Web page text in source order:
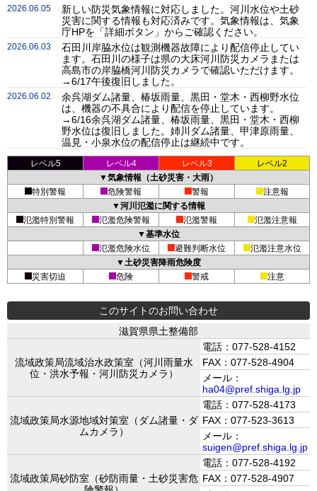
2026.06.05
新しい防災気象情報に対応しました。河川水位や土砂
災害に関する情報も対応済みです。気象情報は、気象
庁HPを「詳細ボタン」からご確認ください。
2026.06.03
石田川岸脇水位は観測機器故障により配信停止してい
ます。石田川の様子は県の大床河川防災カメラまたは
高島市の岸脇橋河川防災カメラで確認いただけます。
→6/17午後復旧しました。
2026.06.02
余呉湖ダム諸量、椿坂雨量、黒田・堂木・西柳野水位
は、機器の不具合により配信を停止しています。
→6/16余呉湖ダム諸量、椿坂雨量、黒田・堂木・西柳
野水位は復旧しました。姉川ダム諸量、甲津原雨量、
温見・小泉水位の配信停止は継続中です。
レベル5 レベル4 レベル3
レベル2
▼気象情報（土砂災害・大雨）
特別警報
危険警報 警報
注意報
▼河川氾濫に関する情報
氾濫特別警報
氾濫危険警報 氾濫警報
氾濫注意報
▼基準水位
氾濫危険水位
避難判断水位
氾濫注意水位
▼土砂災害降雨危険度
災害切迫
危険 警戒 注意
このサイトのお問い合わせ
滋賀県県土整備部
流域政策局流域治水政策室（河川雨量水
位・洪水予報・河川防災カメラ）
電話：077-528-4152
FAX：077-528-4904
メール：
ha04@pref.shiga.lg.jp
流域政策局水源地域対策室（ダム諸量・ダ
ムカメラ）
電話：077-528-4173
FAX：077-523-3613
メール：
suigen@pref.shiga.lg.jp
流域政策局砂防室（砂防雨量・土砂災害危
電話：077-528-4192
FAX：077-528-4907